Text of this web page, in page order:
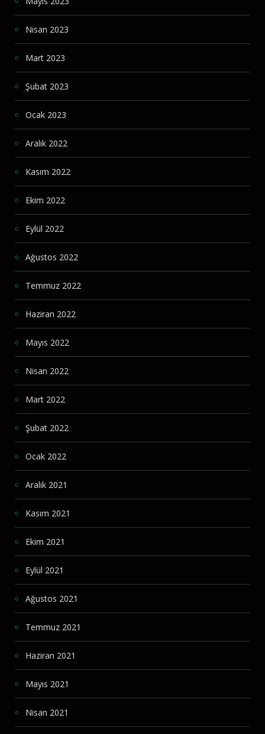
Nisan 2023
Mart 2023
Şubat 2023
Ocak 2023
Aralık 2022
Kasım 2022
Ekim 2022
Eylül 2022
Ağustos 2022
Temmuz 2022
Haziran 2022
Mayıs 2022
Nisan 2022
Mart 2022
Şubat 2022
Ocak 2022
Aralık 2021
Kasım 2021
Ekim 2021
Eylül 2021
Ağustos 2021
Temmuz 2021
Haziran 2021
Mayıs 2021
Nisan 2021